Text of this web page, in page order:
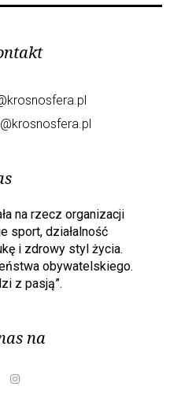
na rzecz organizacji
sport, działalność
i zdrowy styl życia.
obywatelskiego.
z pasją”.
na